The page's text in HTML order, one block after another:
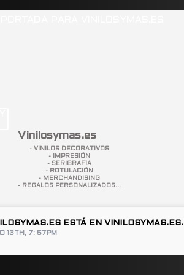
Vinilosymas.es
- VINILOS DECORATIVOS
- IMPRESIÓN
- SERIGRAFÍA
- ROTULACIÓN
- MERCHANDISING
- REGALOS PERSONALIZADOS...
ESTÁ EN VINILOSYMAS.ES.
13TH, 7: 57PM